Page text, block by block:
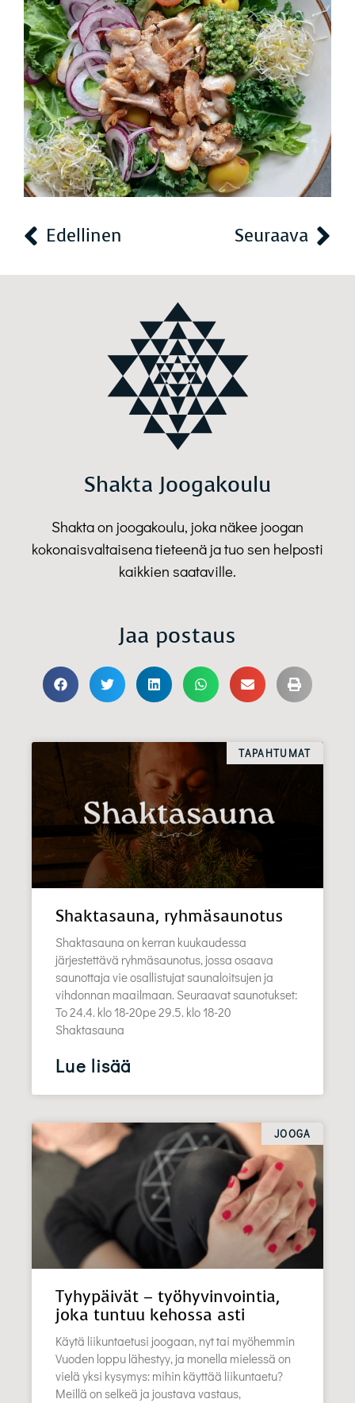
Edellinen Seuraava
Shakta Joogakoulu
Shakta on joogakoulu, joka näkee joogan
kokonaisvaltaisena tieteenä ja tuo sen helposti
kaikkien saataville.
Jaa postaus
TAPAHTUMAT
Shaktasauna, ryhmäsaunotus
Shaktasauna on kerran kuukaudessa
järjestettävä ryhmäsaunotus, jossa osaava
saunottaja vie osallistujat saunaloitsujen ja
vihdonnan maailmaan. Seuraavat saunotukset:
To 24.4. klo 18-20pe 29.5. klo 18-20
Shaktasauna
Lue lisää
JOOGA
Tyhypäivät – työhyvinvointia,
joka tuntuu kehossa asti
Käytä liikuntaetusi joogaan, nyt tai myöhemmin
Vuoden loppu lähestyy, ja monella mielessä on
vielä yksi kysymys: mihin käyttää liikuntaetu?
Meillä on selkeä ja joustava vastaus,